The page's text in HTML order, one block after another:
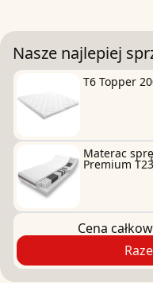
Nasze najlepiej
T6 Topper
Materac
Premium
Cena